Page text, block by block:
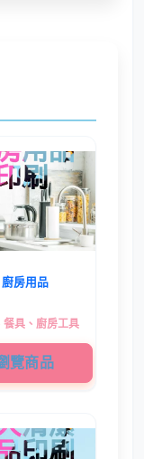
廚房用品
餐具、廚房工具
覽商品